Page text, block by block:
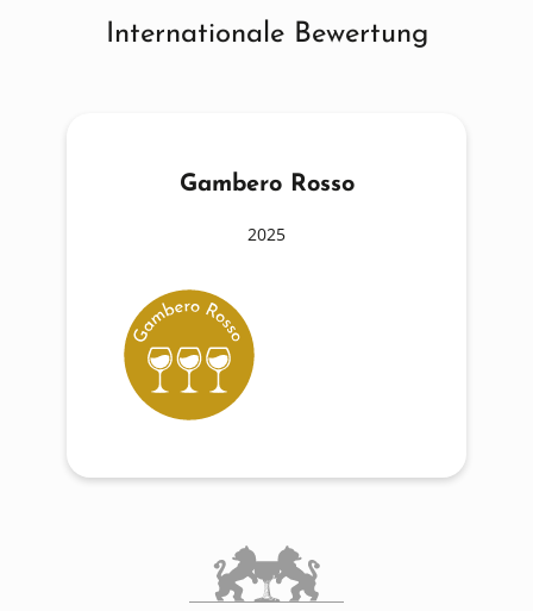
Internationale Bewertung
Gambero Rosso
2025